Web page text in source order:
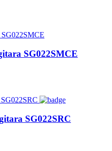
SG022SMCE
SG022SRC